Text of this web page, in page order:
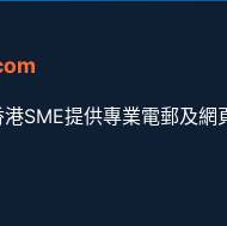
SME提供專業電郵及網